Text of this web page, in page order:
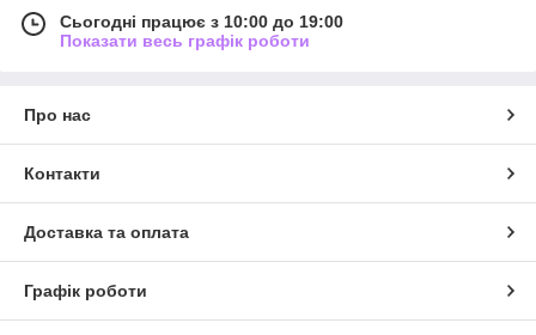
Сьогодні працює з 10:00 до 19:00
Показати весь графік роботи
Про нас
Контакти
Доставка та оплата
Графік роботи